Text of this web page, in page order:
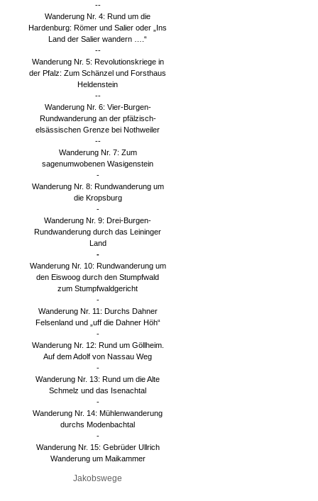
--
Wanderung Nr. 4: Rund um die
Hardenburg: Römer und Salier oder „Ins
Land der Salier wandern ….“
--
Wanderung Nr. 5: Revolutionskriege in
der Pfalz: Zum Schänzel und Forsthaus
Heldenstein
--
Wanderung Nr. 6: Vier-Burgen-
Rundwanderung an der pfälzisch-
elsässischen Grenze bei Nothweiler
--
Wanderung Nr. 7: Zum
sagenumwobenen Wasigenstein
-
Wanderung Nr. 8: Rundwanderung um
die Kropsburg
-
Wanderung Nr. 9: Drei-Burgen-
Rundwanderung durch das Leininger
Land
-
Wanderung Nr. 10: Rundwanderung um
den Eiswoog durch den Stumpfwald
zum Stumpfwaldgericht
-
Wanderung Nr. 11: Durchs Dahner
Felsenland und „uff die Dahner Höh“
-
Wanderung Nr. 12: Rund um Göllheim.
Auf dem Adolf von Nassau Weg
-
Wanderung Nr. 13: Rund um die Alte
Schmelz und das Isenachtal
-
Wanderung Nr. 14: Mühlenwanderung
durchs Modenbachtal
-
Wanderung Nr. 15: Gebrüder Ullrich
Wanderung um Maikammer
Jakobswege